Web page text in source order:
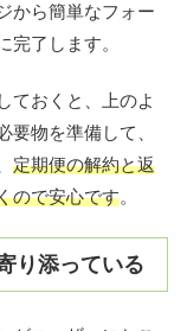
から簡単なフォー
完了します。
ておくと、上のよ
要物を準備して、
定期便の解約と返
ので安心です。
り添っている